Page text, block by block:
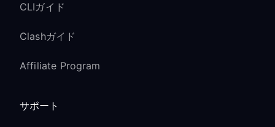
CLIガイド
Clashガイド
Affiliate Program
サポート